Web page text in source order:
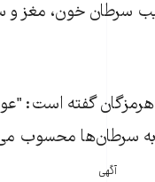
سرطان خون، مغز
به سرطان‌ها محسوب
آگهی